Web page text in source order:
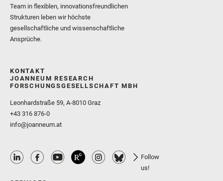
Team in flexiblen, innovationsfreundlichen
Strukturen leben wir höchste
gesellschaftliche und wissenschaftliche
Ansprüche.
KONTAKT
JOANNEUM RESEARCH
FORSCHUNGSGESELLSCHAFT MBH
Leonhardstraße 59, A-8010 Graz
+43 316 876-0
info@joanneum.at
Follow
us!